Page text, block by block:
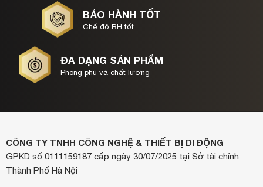
BẢO HÀNH TỐT
Chế độ BH tốt
ĐA DẠNG SẢN PHẨM
Phong phú và chất lượng
CÔNG TY TNHH CÔNG NGHỆ & THIẾT BỊ DI ĐỘNG
GPKD số 0111159187 cấp ngày 30/07/2025 tại Sở tài chính
Thành Phố Hà Nội